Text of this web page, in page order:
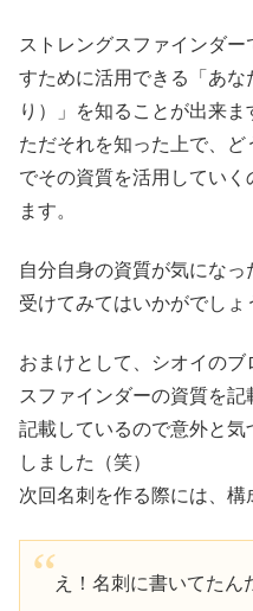
ストレングスファインダ
すために活用できる「あな
り）」を知ることが出来ま
ただそれを知った上で、
でその資質を活用していく
ます。
自分自身の資質が気にな
受けてみてはいかがでしょ
おまけとして、シオイの
スファインダーの資質を
記載しているので意外と
しました（笑）
次回名刺を作る際には、構
え！名刺に書いてたん